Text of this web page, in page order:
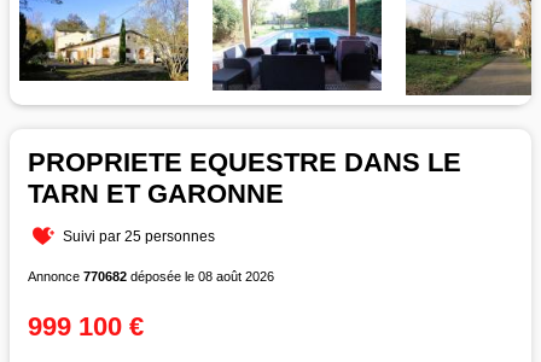
PROPRIETE EQUESTRE DANS LE
TARN ET GARONNE
Suivi par 25 personnes
Annonce 770682 déposée le 08 août 2026
999 100 €